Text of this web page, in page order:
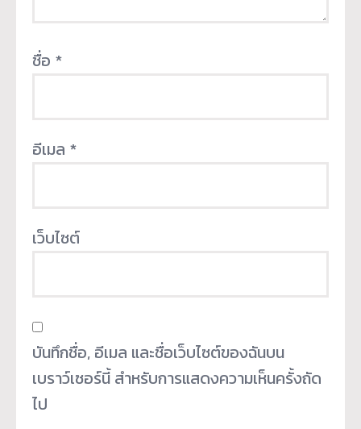
ชื่อ *
อีเมล *
เว็บไซต์
บันทึกชื่อ, อีเมล และชื่อเว็บไซต์ของฉันบน
เบราว์เซอร์นี้ สำหรับการแสดงความเห็นครั้งถัด
ไป